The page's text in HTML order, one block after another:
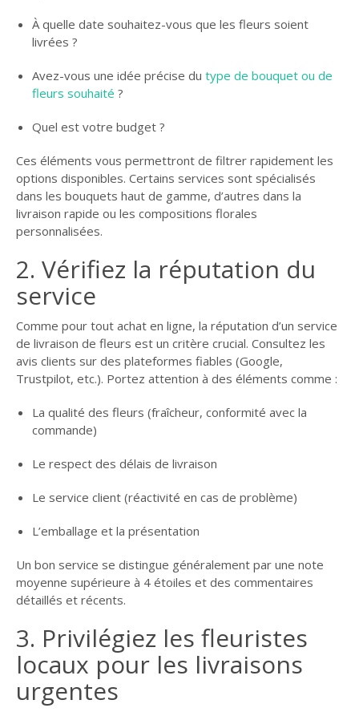
À quelle date souhaitez-vous que les fleurs soient
livrées ?
Avez-vous une idée précise du type de bouquet ou de
fleurs souhaité ?
Quel est votre budget ?
Ces éléments vous permettront de filtrer rapidement les
options disponibles. Certains services sont spécialisés
dans les bouquets haut de gamme, d’autres dans la
livraison rapide ou les compositions florales
personnalisées.
2. Vérifiez la réputation du
service
Comme pour tout achat en ligne, la réputation d’un service
de livraison de fleurs est un critère crucial. Consultez les
avis clients sur des plateformes fiables (Google,
Trustpilot, etc.). Portez attention à des éléments comme :
La qualité des fleurs (fraîcheur, conformité avec la
commande)
Le respect des délais de livraison
Le service client (réactivité en cas de problème)
L’emballage et la présentation
Un bon service se distingue généralement par une note
moyenne supérieure à 4 étoiles et des commentaires
détaillés et récents.
3. Privilégiez les fleuristes
locaux pour les livraisons
urgentes